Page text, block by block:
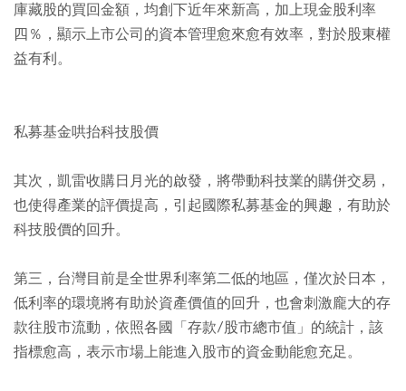
庫藏股的買回金額，均創下近年來新高，加上現金股利率
四％，顯示上市公司的資本管理愈來愈有效率，對於股東權
益有利。
私募基金哄抬科技股價
其次，凱雷收購日月光的啟發，將帶動科技業的購併交易，
也使得產業的評價提高，引起國際私募基金的興趣，有助於
科技股價的回升。
第三，台灣目前是全世界利率第二低的地區，僅次於日本，
低利率的環境將有助於資產價值的回升，也會刺激龐大的存
款往股市流動，依照各國「存款∕股市總市值」的統計，該
指標愈高，表示市場上能進入股市的資金動能愈充足。